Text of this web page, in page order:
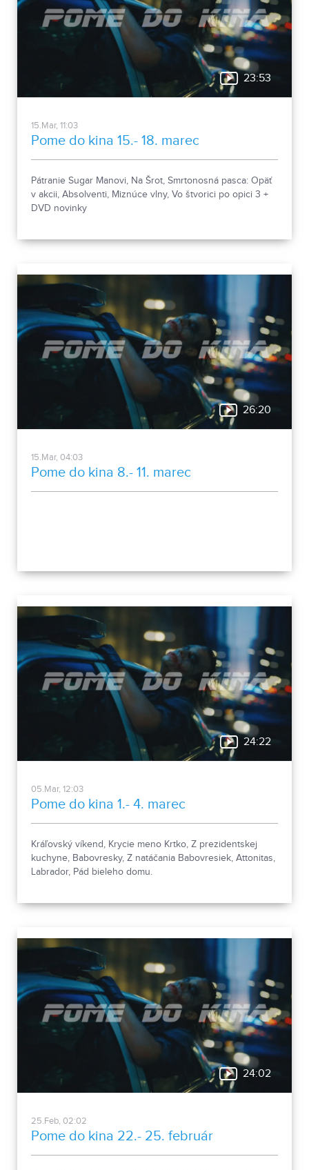
23:53
15.Mar, 11:03
Pome do kina 15.- 18. marec
Pátranie Sugar Manovi, Na Šrot, Smrtonosná pasca: Opäť
v akcii, Absolventi, Miznúce vlny, Vo štvorici po opici 3 +
DVD novinky
26:20
15.Mar, 04:03
Pome do kina 8.- 11. marec
24:22
05.Mar, 12:03
Pome do kina 1.- 4. marec
Kráľovský víkend, Krycie meno Krtko, Z prezidentskej
kuchyne, Babovresky, Z natáčania Babovresiek, Attonitas,
Labrador, Pád bieleho domu.
24:02
25.Feb, 02:02
Pome do kina 22.- 25. február